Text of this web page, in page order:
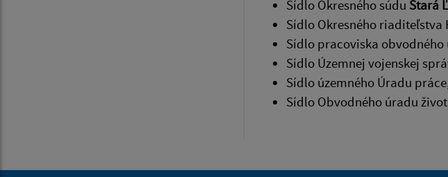
Sídlo Okresného súdu Stará
Sídlo Okresného riaditeľstva
Sídlo pracoviska obvodného
Sídlo Územnej vojenskej
Sídlo územného Úradu
Sídlo Obvodného úradu